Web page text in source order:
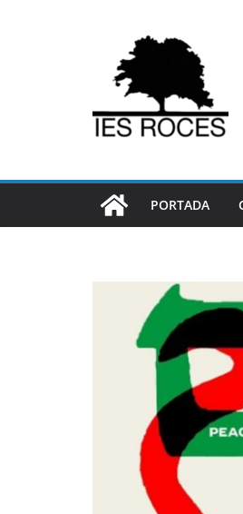
PORTADA